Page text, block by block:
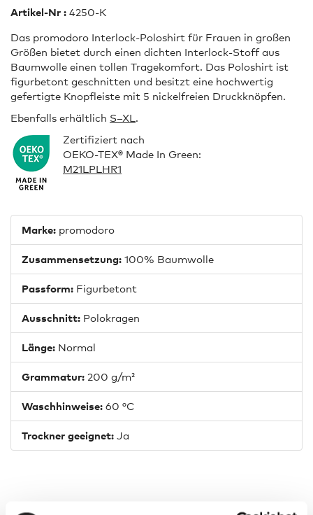
Artikel-Nr : 4250-K
Das promodoro Interlock-Poloshirt für Frauen in großen
Größen bietet durch einen dichten Interlock-Stoff aus
Baumwolle einen tollen Tragekomfort. Das Poloshirt ist
figurbetont geschnitten und besitzt eine hochwertig
gefertigte Knopfleiste mit 5 nickelfreien Druckknöpfen.
Ebenfalls erhältlich S–XL .
Zertifiziert nach
OEKO-TEX® Made In Green:
M21LPLHR1
Marke: promodoro
Zusammensetzung: 100% Baumwolle
Passform: Figurbetont
Ausschnitt: Polokragen
Länge: Normal
Grammatur: 200 g/m²
Waschhinweise: 60 °C
Trockner geeignet: Ja